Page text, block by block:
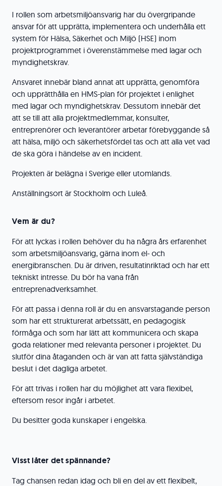
I rollen som arbetsmiljöansvarig har du övergripande
ansvar för att upprätta, implementera och underhålla ett
system för Hälsa, Säkerhet och Miljö (HSE) inom
projektprogrammet i överenstämmelse med lagar och
myndighetskrav.
Ansvaret innebär bland annat att upprätta, genomföra
och upprätthålla en HMS-plan för projektet i enlighet
med lagar och myndighetskrav. Dessutom innebär det
att se till att alla projektmedlemmar, konsulter,
entreprenörer och leverantörer arbetar förebyggande så
att hälsa, miljö och säkerhetsfördel tas och att alla vet vad
de ska göra i händelse av en incident.
Projekten är belägna i Sverige eller utomlands.
Anställningsort är Stockholm och Luleå.
Vem är du?
För att lyckas i rollen behöver du ha några års erfarenhet
som arbetsmiljöansvarig, gärna inom el- och
energibranschen. Du är driven, resultatinriktad och har ett
tekniskt intresse. Du bör ha vana från
entreprenadverksamhet.
För att passa i denna roll är du en ansvarstagande person
som har ett strukturerat arbetssätt, en pedagogisk
förmåga och som har lätt att kommunicera och skapa
goda relationer med relevanta personer i projektet. Du
slutför dina åtaganden och är van att fatta självständiga
beslut i det dagliga arbetet.
För att trivas i rollen har du möjlighet att vara flexibel,
eftersom resor ingår i arbetet.
Du besitter goda kunskaper i engelska.
Visst låter det spännande?
Tag chansen redan idag och bli en del av ett flexibelt,